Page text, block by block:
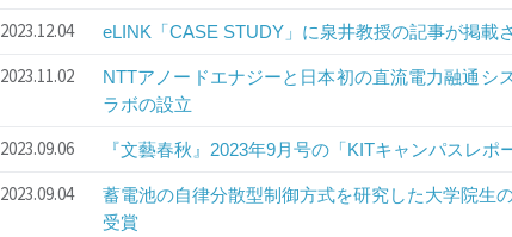
2023.12.04 eLINK「CASE STUDY」に泉井教授の記事が掲載
2023.11.02
NTTアノードエナジーと日本初の直流電力融通シ
ラボの設立
2023.09.06 『文藝春秋』2023年9月号の「KITキャンパスレ
2023.09.04
蓄電池の自律分散型制御方式を研究した大学院生
受賞